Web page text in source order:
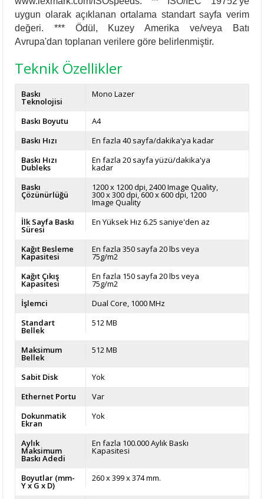
uygun olarak açıklanan ortalama standart sayfa verim
değeri. *** Ödül, Kuzey Amerika ve/veya Batı
Avrupa'dan toplanan verilere göre belirlenmiştir.
Teknik Özellikler
Baskı
Teknolojisi
Mono Lazer
Baskı Boyutu
A4
Baskı Hızı
En fazla 40 sayfa/dakika'ya kadar
Baskı Hızı
Dubleks
En fazla 20 sayfa yüzü/dakika'ya
kadar
Baskı
Çözünürlüğü
1200 x 1200 dpi, 2400 Image Quality,
300 x 300 dpi, 600 x 600 dpi, 1200
Image Quality
İlk Sayfa Baskı
Süresi
En Yüksek Hız 6.25 saniye'den az
Kağıt Besleme
Kapasitesi
En fazla 350 sayfa 20 lbs veya
75g/m2
Kağıt Çıkış
Kapasitesi
En fazla 150 sayfa 20 lbs veya
75g/m2
İşlemci
Dual Core, 1000 MHz
Standart
Bellek
512 MB
Maksimum
Bellek
512 MB
Sabit Disk
Yok
Ethernet Portu
Var
Dokunmatik
Ekran
Yok
Aylık
Maksimum
Baskı Adedi
En fazla 100.000 Aylık Baskı
Kapasitesi
Boyutlar (mm-
Y x G x D)
260 x 399 x 374 mm.